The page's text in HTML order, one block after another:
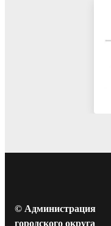
© Администрация
городского округа